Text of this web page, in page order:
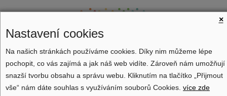
Zobrazit navigaci
×
Nastavení cookies
Na našich stránkách používáme cookies. Díky nim můžeme lépe
pochopit, co vás zajímá a jak náš web vidíte. Zároveň nám umožňují
snazší tvorbu obsahu a správu webu. Kliknutím na tlačítko „Přijmout
vše“ nám dáte souhlas s využíváním souborů Cookies. více zde